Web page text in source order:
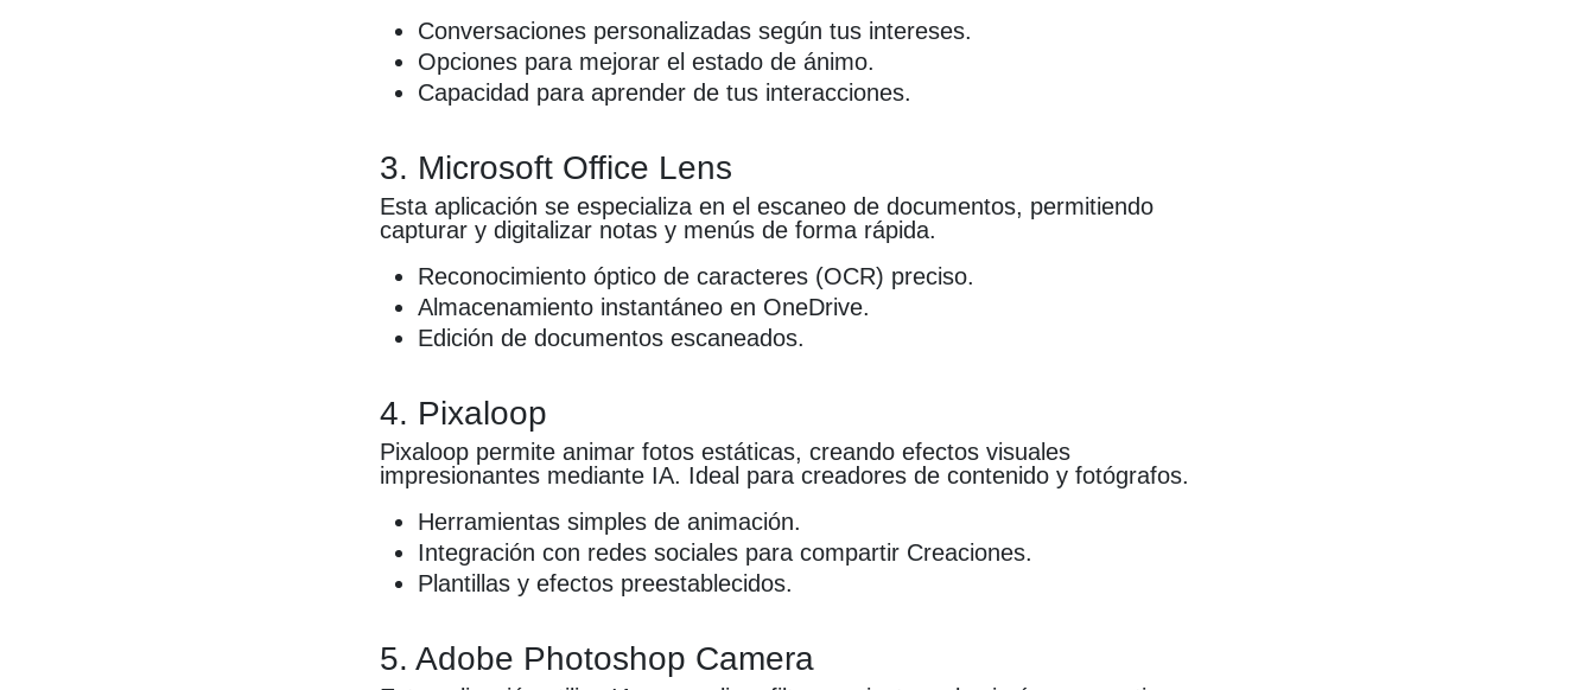
Conversaciones personalizadas según tus intereses.
Opciones para mejorar el estado de ánimo.
Capacidad para aprender de tus interacciones.
3. Microsoft Office Lens
Esta aplicación se especializa en el escaneo de documentos, permitiendo
capturar y digitalizar notas y menús de forma rápida.
Reconocimiento óptico de caracteres (OCR) preciso.
Almacenamiento instantáneo en OneDrive.
Edición de documentos escaneados.
4. Pixaloop
Pixaloop permite animar fotos estáticas, creando efectos visuales
impresionantes mediante IA. Ideal para creadores de contenido y fotógrafos.
Herramientas simples de animación.
Integración con redes sociales para compartir Creaciones.
Plantillas y efectos preestablecidos.
5. Adobe Photoshop Camera